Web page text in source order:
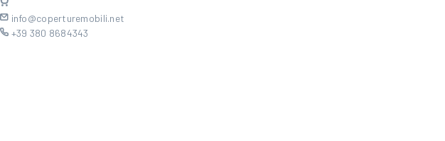
info@coperturemobili.net
+39 380 8684343